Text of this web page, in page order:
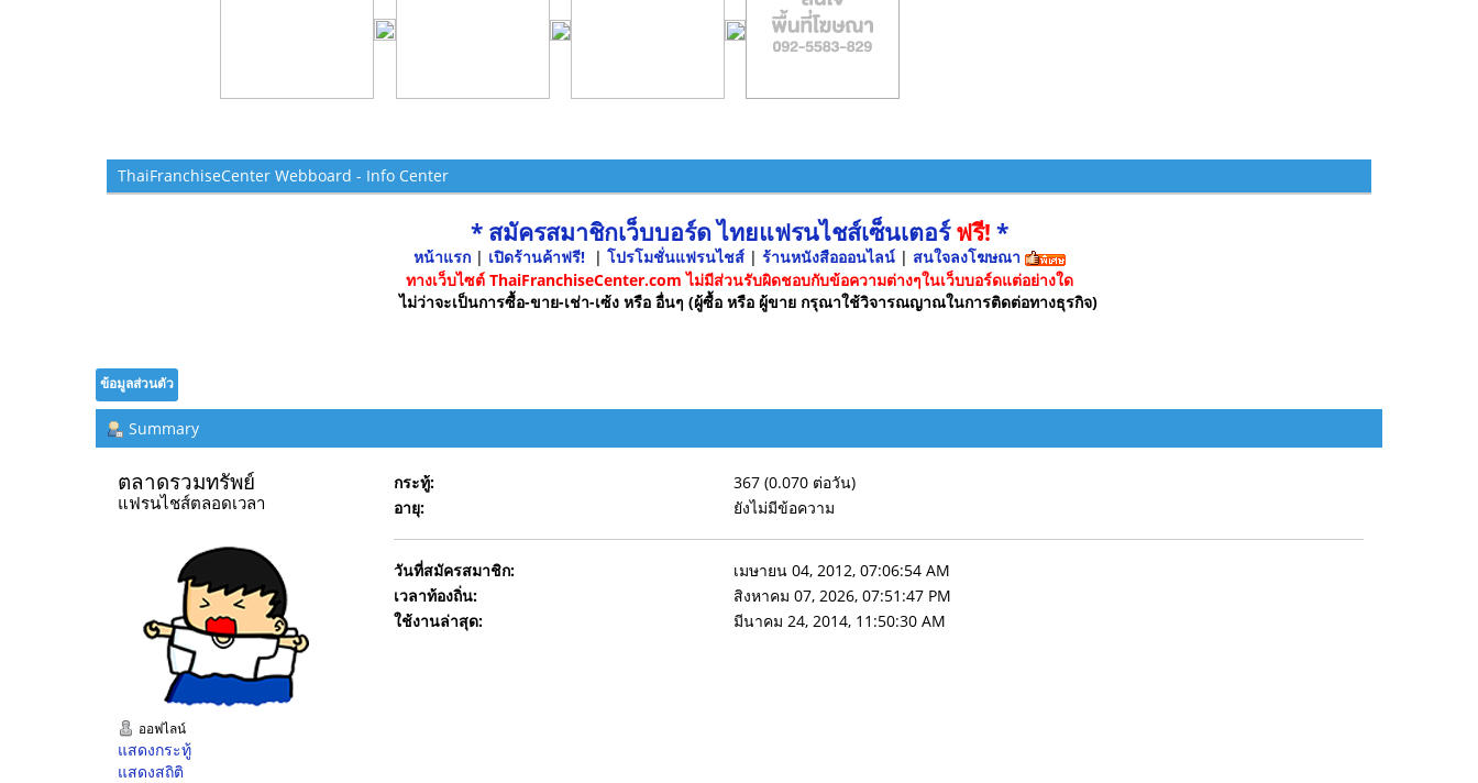
ThaiFranchiseCenter Webboard - Info Center
* สมัครสมาชิกเว็บบอร์ด ไทยแฟรนไชส์เซ็นเตอร์ฟรี! *
หน้าแรก| เปิดร้านค้าฟรี! | โปรโมชั่นแฟรนไชส์ | ร้านหนังสือออนไลน์ | สนใจลงโฆษณา
ทางเว็บไซต์ ThaiFranchiseCenter.com ไม่มีส่วนรับผิดชอบกับข้อความต่างๆในเว็บบอร์ดแต่อย่างใด
ไม่ว่าจะเป็นการซื้อ-ขาย-เช่า-เซ้ง หรือ อื่นๆ (ผู้ซื้อ หรือ ผู้ขาย กรุณาใช้วิจารณญาณในการติดต่อทางธุรกิจ)
ข้อมูลส่วนตัว
Summary
ตลาดรวมทรัพย์
แฟรนไชส์ตลอดเวลา
ออฟไลน์
แสดงกระทู้
แสดงสถิติ
กระทู้:
367 (0.070 ต่อวัน)
อายุ:
ยังไม่มีข้อความ
วันที่สมัครสมาชิก:
เมษายน 04, 2012, 07:06:54 AM
เวลาท้องถิ่น:
สิงหาคม 07, 2026, 07:51:47 PM
ใช้งานล่าสุด:
มีนาคม 24, 2014, 11:50:30 AM